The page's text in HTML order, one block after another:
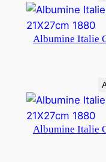
Albumine Italie
Albumine Italie